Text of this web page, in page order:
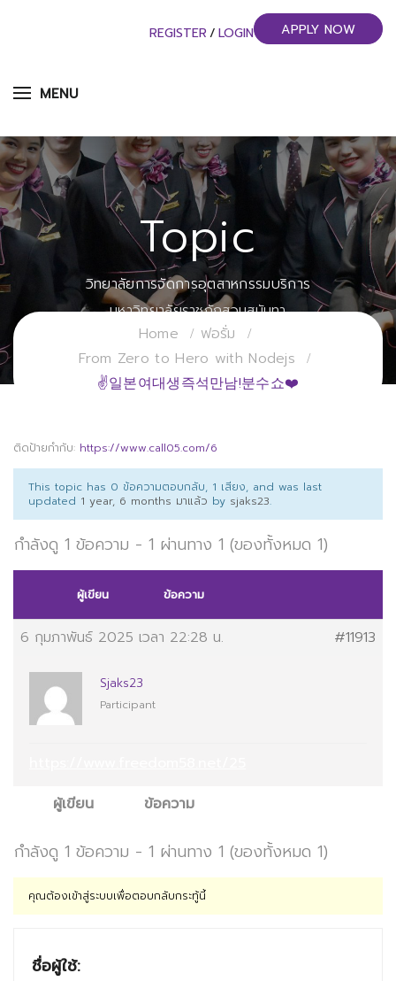
MENU
REGISTER / LOGIN APPLY NOW
Topic
วิทยาลัยการจัดการอุตสาหกรรมบริการ
มหาวิทยาลัยราชภัฏสวนสุนันทา
Home
ฟอรั่ม
From Zero to Hero with Nodejs
✌일본여대생즉석만남!분수쇼❤️
ติดป้ายกำกับ: https://www.call05.com/6
This topic has 0 ข้อความตอบกลับ, 1 เสียง, and was last
updated 1 year, 6 months มาแล้ว by sjaks23.
กำลังดู 1 ข้อความ - 1 ผ่านทาง 1 (ของทั้งหมด 1)
ผู้เขียน ข้อความ
6 กุมภาพันธ์ 2025 เวลา 22:28 น. #11913
Sjaks23
Participant
ผู้เขียน
ข้อความ
กำลังดู 1 ข้อความ - 1 ผ่านทาง 1 (ของทั้งหมด 1)
คุณต้องเข้าสู่ระบบเพื่อตอบกลับกระทู้นี้
ชื่อผู้ใช้: